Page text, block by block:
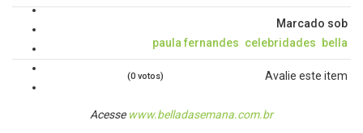
Marcado sob
paula fernandes celebridades bella
Avalie este item
(0 votos)
Acesse www.belladasemana.com.br